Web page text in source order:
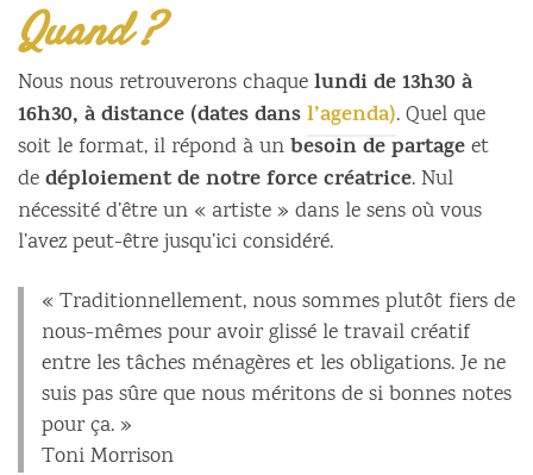
Quand ?
Nous nous retrouverons chaquelundi de 13h30 à
16h30, à distance (dates dansl’agenda). Quel que
soit le format, il répond à unbesoin de partageet
dedéploiement de notre force créatrice. Nul
nécessité d’être un « artiste » dans le sens où vous
l’avez peut-être jusqu’ici considéré.
« Traditionnellement, nous sommes plutôt fiers de
nous-mêmes pour avoir glissé le travail créatif
entre les tâches ménagères et les obligations. Je ne
suis pas sûre que nous méritons de si bonnes notes
pour ça. »
Toni Morrison